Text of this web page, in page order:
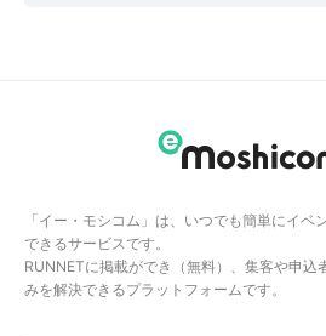
「イー・モシコム」は、いつでも簡単にイ
できるサービスです。
RUNNETに掲載ができ（無料）、集客や申込
みを解決できるプラットフォームです。